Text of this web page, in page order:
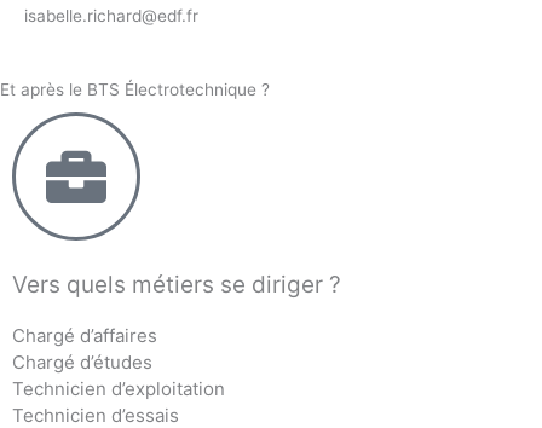
isabelle.richard@edf.fr
Et après le BTS Électrotechnique ?
Vers quels métiers se diriger ?
Chargé d’affaires
Chargé d’études
Technicien d’exploitation
Technicien d’essais